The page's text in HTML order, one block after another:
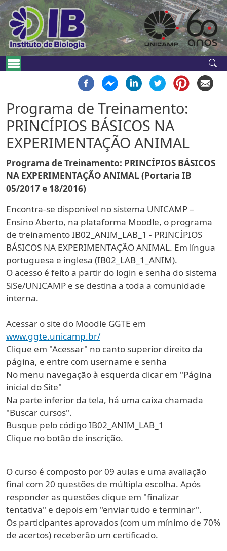
Pular para o conteúdo principal
Navegação principal
Programa de Treinamento:
PRINCÍPIOS BÁSICOS NA
EXPERIMENTAÇÃO ANIMAL
Programa de Treinamento: PRINCÍPIOS BÁSICOS
NA EXPERIMENTAÇÃO ANIMAL (Portaria IB
05/2017 e 18/2016)
Encontra-se disponível no sistema UNICAMP –
Ensino Aberto, na plataforma Moodle, o programa
de treinamento IB02_ANIM_LAB_1 - PRINCÍPIOS
BÁSICOS NA EXPERIMENTAÇÃO ANIMAL. Em língua
portuguesa e inglesa (IB02_LAB_1_ANIM).
O acesso é feito a partir do login e senha do sistema
SiSe/UNICAMP e se destina a toda a comunidade
interna.
Acessar o site do Moodle GGTE em
www.ggte.unicamp.br/
Clique em "Acessar" no canto superior direito da
página, e entre com username e senha
No menu navegação à esquerda clicar em "Página
inicial do Site"
Na parte inferior da tela, há uma caixa chamada
"Buscar cursos".
Busque pelo código IB02_ANIM_LAB_1
Clique no botão de inscrição.
O curso é composto por 09 aulas e uma avaliação
final com 20 questões de múltipla escolha. Após
responder as questões clique em "finalizar
tentativa" e depois em "enviar tudo e terminar".
Os participantes aprovados (com um mínimo de 70%
de acertos) receberão um certificado.